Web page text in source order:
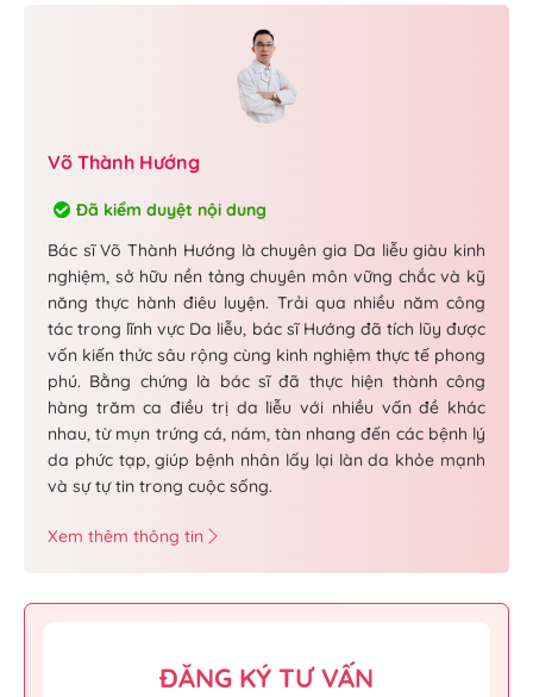
Võ Thành Hướng
Đã kiểm duyệt nội dung
Bác sĩ Võ Thành Hướng là chuyên gia Da liễu giàu kinh
nghiệm, sở hữu nền tảng chuyên môn vững chắc và kỹ
năng thực hành điêu luyện. Trải qua nhiều năm công
tác trong lĩnh vực Da liễu, bác sĩ Hướng đã tích lũy được
vốn kiến thức sâu rộng cùng kinh nghiệm thực tế phong
phú. Bằng chứng là bác sĩ đã thực hiện thành công
hàng trăm ca điều trị da liễu với nhiều vấn đề khác
nhau, từ mụn trứng cá, nám, tàn nhang đến các bệnh lý
da phức tạp, giúp bệnh nhân lấy lại làn da khỏe mạnh
và sự tự tin trong cuộc sống.
Xem thêm thông tin
ĐĂNG KÝ TƯ VẤN